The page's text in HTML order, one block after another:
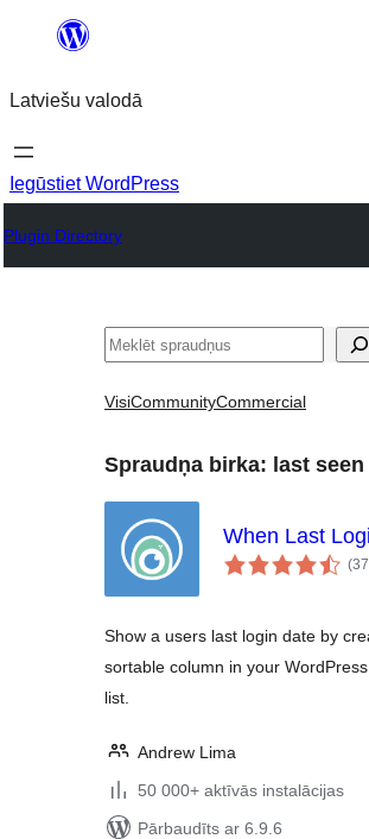
Pāriet
saturu
Latviešu valodā
Iegūstiet WordPress
Plugin Directory
Meklēt
VisiCommunityCommercial
Spraudņa birka: last seen
When Last
(37
Show a users last login date by
sortable column in your
list.
Andrew Lima
50 000+ aktīvās instalācijas
Pārbaudīts ar 6.9.6